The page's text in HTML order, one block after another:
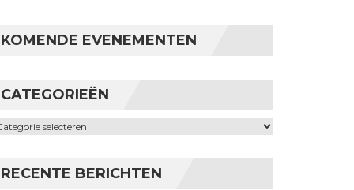
KOMENDE EVENEMENTEN
CATEGORIEËN
RECENTE BERICHTEN